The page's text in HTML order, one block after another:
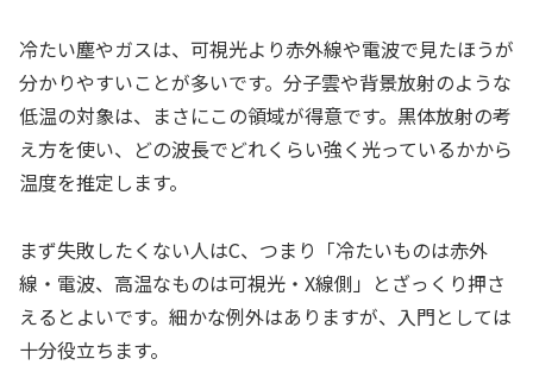
冷たい塵やガスは、可視光より赤外線や電波で見たほうが
分かりやすいことが多いです。分子雲や背景放射のような
低温の対象は、まさにこの領域が得意です。黒体放射の考
え方を使い、どの波長でどれくらい強く光っているかから
温度を推定します。
まず失敗したくない人はC、つまり「冷たいものは赤外
線・電波、高温なものは可視光・X線側」とざっくり押さ
えるとよいです。細かな例外はありますが、入門としては
十分役立ちます。